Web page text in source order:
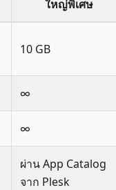
ใหญ่พิเศษ
10 GB
∞
∞
ผ่าน App Catalog
จาก Plesk